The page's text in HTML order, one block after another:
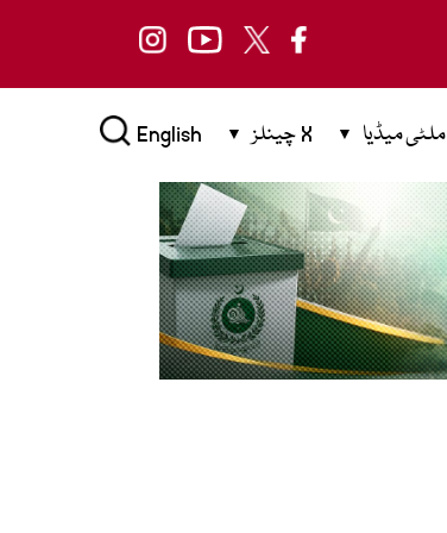
ملٹی میڈیا X چینلز English